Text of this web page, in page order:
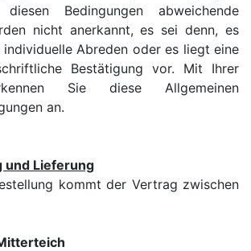
Bedingungen abweichende
nicht anerkannt, es sei denn, es
Abreden oder es liegt eine
Bestätigung vor. Mit Ihrer
Sie diese Allgemeinen
an.
und Lieferung
kommt der Vertrag zwischen